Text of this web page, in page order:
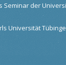
Seminar der
Universität